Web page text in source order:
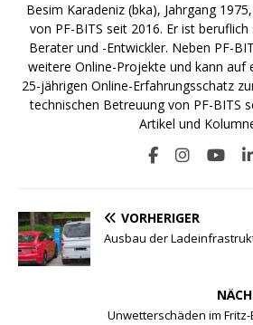
Besim Karadeniz (bka), Jahrgang
von PF-BITS seit 2016. Er ist
Berater und -Entwickler. Neben PF-
weitere Online-Projekte und kann auf
25-jährigen Online-Erfahrungsschatz
technischen Betreuung von PF-BITS
Artikel und
VORHERIGER
Ausbau der
Unwetterschäden im Fritz-